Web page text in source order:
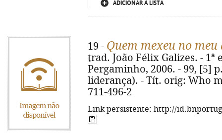
ADICIONAR À LISTA
19 - Quem mexeu no meu
trad. João Félix Galizes. - 1ª
Pergaminho, 2006. - 99, [5]
liderança). - Tít. orig: Who
711-496-2
Link persistente: http://